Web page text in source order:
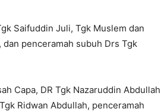
Saifuddin Juli, Tgk Muslem dan
penceramah subuh Drs Tgk
Capa, DR Tgk Nazaruddin Abdullah
Ridwan Abdullah, penceramah